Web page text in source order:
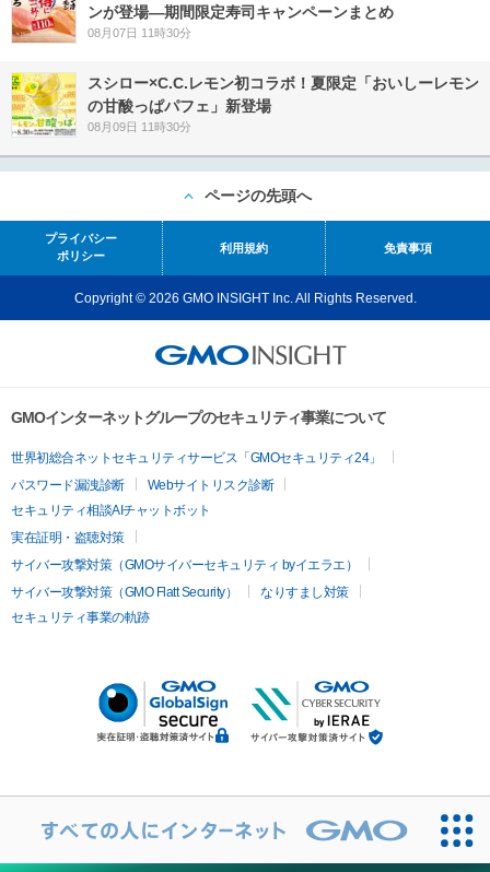
ンが登場―期間限定寿司キャンペーンまとめ
08月07日 11時30分
スシロー×C.C.レモン初コラボ！夏限定「おいしーレモン
の甘酸っぱパフェ」新登場
08月09日 11時30分
ページの先頭へ
プライバシー
ポリシー
利用規約 免責事項
Copyright © 2026 GMO INSIGHT Inc. All Rights Reserved.
GMOインターネットグループのセキュリティ事業について
世界初総合ネットセキュリティサービス「GMOセキュリティ24」
パスワード漏洩診断
Webサイトリスク診断
セキュリティ相談AIチャットボット
実在証明・盗聴対策
サイバー攻撃対策（GMOサイバーセキュリティ byイエラエ）
サイバー攻撃対策（GMO Flatt Security）
なりすまし対策
セキュリティ事業の軌跡